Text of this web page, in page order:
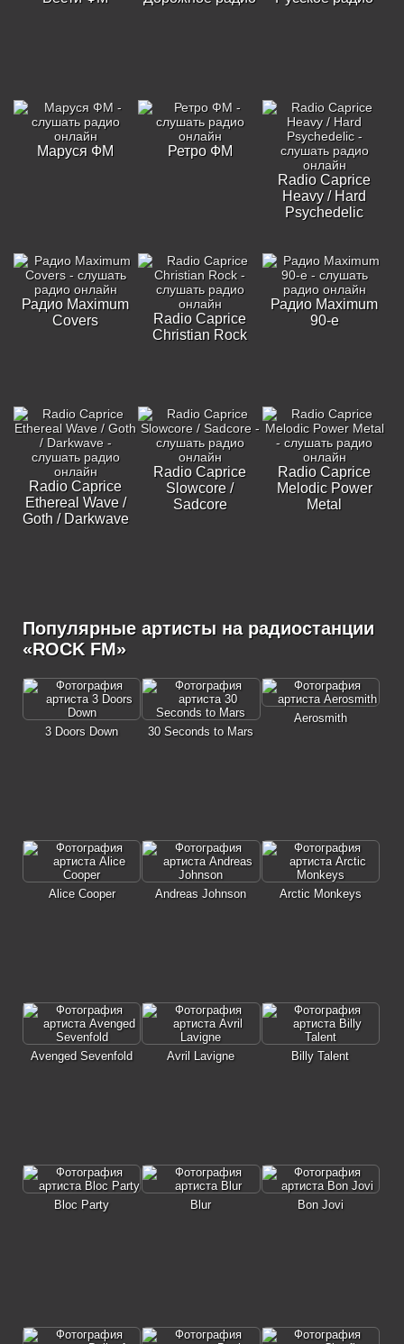
Маруся ФМ
Ретро ФМ
Radio Caprice
Heavy / Hard
Psychedelic
Радио Maximum
Covers
Radio Caprice
Christian Rock
Радио Maximum
90-е
Radio Caprice
Ethereal Wave /
Goth / Darkwave
Radio Caprice
Slowcore /
Sadcore
Radio Caprice
Melodic Power
Metal
Популярные артисты на радиостанции
«ROCK FM»
3 Doors Down 30 Seconds to Mars
Aerosmith
Alice Cooper Andreas Johnson Arctic Monkeys
Avenged Sevenfold Avril Lavigne Billy Talent
Bloc Party Blur Bon Jovi